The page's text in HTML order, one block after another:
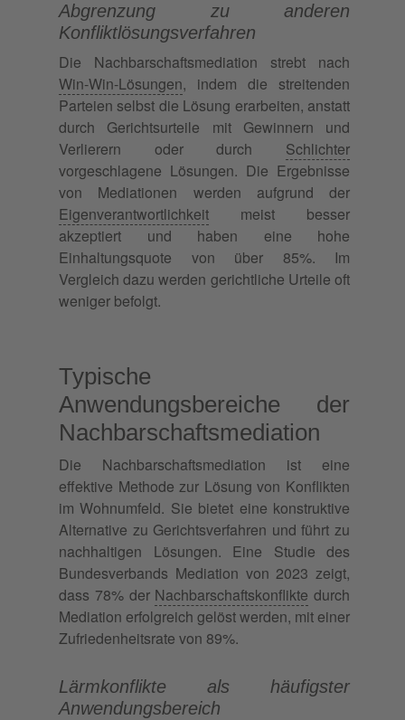
Abgrenzung zu anderen
Konfliktlösungsverfahren
Die Nachbarschaftsmediation strebt nach
Win-Win-Lösungen, indem die streitenden
Parteien selbst die Lösung erarbeiten, anstatt
durch Gerichtsurteile mit Gewinnern und
Verlierern oder durch Schlichter
vorgeschlagene Lösungen. Die Ergebnisse
von Mediationen werden aufgrund der
Eigenverantwortlichkeit meist besser
akzeptiert und haben eine hohe
Einhaltungsquote von über 85%. Im
Vergleich dazu werden gerichtliche Urteile oft
weniger befolgt.
Typische
Anwendungsbereiche der
Nachbarschaftsmediation
Die Nachbarschaftsmediation ist eine
effektive Methode zur Lösung von Konflikten
im Wohnumfeld. Sie bietet eine konstruktive
Alternative zu Gerichtsverfahren und führt zu
nachhaltigen Lösungen. Eine Studie des
Bundesverbands Mediation von 2023 zeigt,
dass 78% der Nachbarschaftskonflikte durch
Mediation erfolgreich gelöst werden, mit einer
Zufriedenheitsrate von 89%.
Lärmkonflikte als häufigster
Anwendungsbereich